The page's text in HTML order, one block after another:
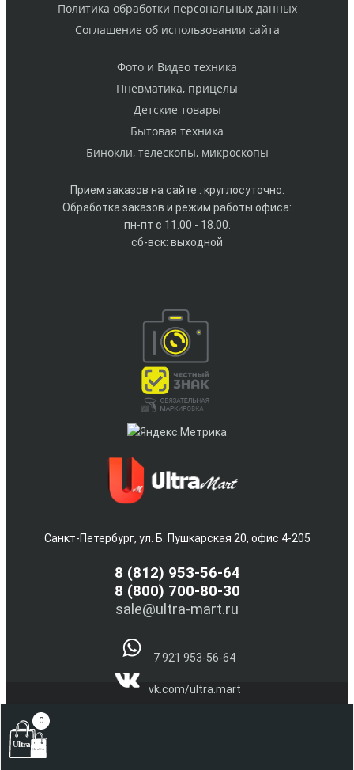
Политика обработки персональных данных
Cоглашение об использовании сайта
Фото и Видео техника
Пневматика, прицелы
Детские товары
Бытовая техника
Бинокли, телескопы, микроскопы
Прием заказов на сайте : круглосуточно.
Обработка заказов и режим работы офиса:
пн-пт с 11.00 - 18.00.
сб-вск: выходной
Санкт-Петербург, ул. Б. Пушкарская 20, офис 4-205
8 (812) 953-56-64
8 (800) 700-80-30
sale@ultra-mart.ru
7 921 953-56-64
vk.com/ultra.mart
(С) 2005-2026 Интернет магазин электроники и бытовой
0